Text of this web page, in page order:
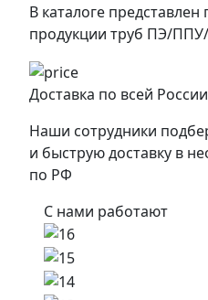
В каталоге
продукции труб ПЭ/
Доставка по всей России
Наши сотрудники
и быструю доставку в
по РФ
С нами работают